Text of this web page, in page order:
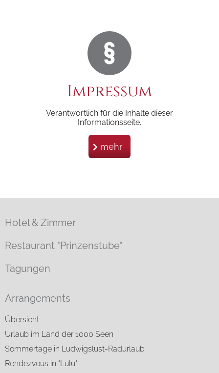
Impressum
Verantwortlich für die Inhalte dieser
Informationsseite.
mehr
Hotel & Zimmer
Restaurant "Prinzenstube"
Tagungen
Arrangements
Übersicht
Urlaub im Land der 1000 Seen
Sommertage in Ludwigslust-Radurlaub
Rendezvous in "Lulu"